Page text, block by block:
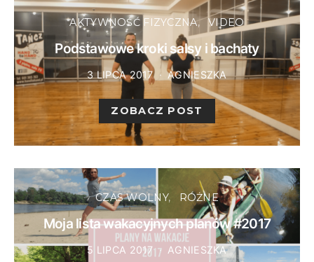
AKTYWNOŚĆ FIZYCZNA VIDEO
Podstawowe kroki salsy i bachaty
3 LIPCA 2017 AGNIESZKA
ZOBACZ POST
CZAS WOLNY RÓŻNE
Moja lista wakacyjnych planów #2017
5 LIPCA 2017 AGNIESZKA